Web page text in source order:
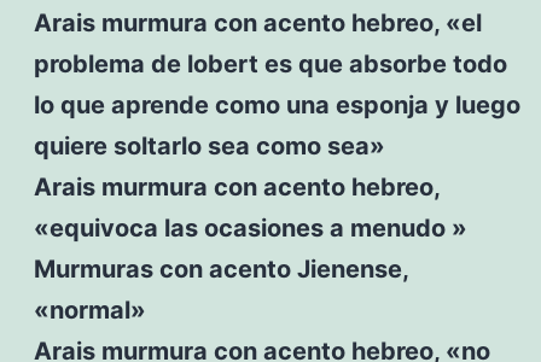
Arais murmura con acento hebreo, «el
problema de lobert es que absorbe todo
lo que aprende como una esponja y luego
quiere soltarlo sea como sea»
Arais murmura con acento hebreo,
«equivoca las ocasiones a menudo »
Murmuras con acento Jienense,
«normal»
Arais murmura con acento hebreo, «no